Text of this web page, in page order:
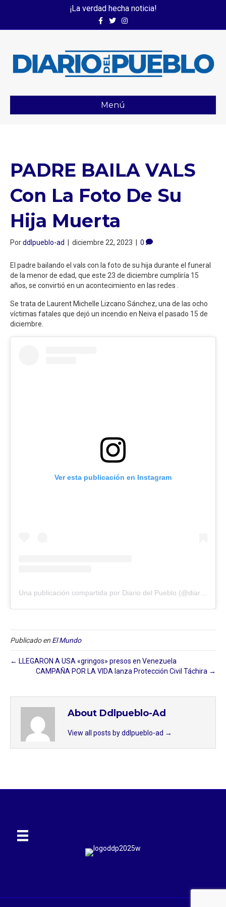
¡La verdad hecha noticia!
FacebookTwitterInstagram
Menú
PADRE BAILA VALS
Con La Foto De Su
Hija Muerta
Porddlpueblo-ad | diciembre 22, 2023 | 0
El padre bailando el vals con la foto de su hija durante el funeral
de la menor de edad, que este 23 de diciembre cumpliría 15
años, se convirtió en un acontecimiento en las redes .
Se trata de Laurent Michelle Lizcano Sánchez, una de las ocho
víctimas fatales que dejó un incendio en Neiva el pasado 15 de
diciembre.
Ver esta publicación en Instagram
Publicado en El Mundo
← LLEGARON A USA «gringos» presos en Venezuela
CAMPAÑA POR LA VIDA lanza Protección Civil Táchira →
About Ddlpueblo-Ad
View all posts by ddlpueblo-ad →